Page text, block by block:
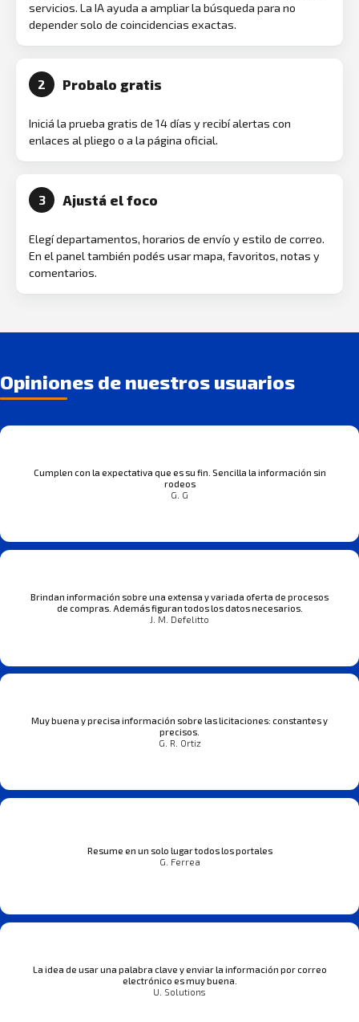
servicios. La IA ayuda a ampliar la búsqueda para no
depender solo de coincidencias exactas.
2 Probalo gratis
Iniciá la prueba gratis de 14 días y recibí alertas con
enlaces al pliego o a la página oficial.
3 Ajustá el foco
Elegí departamentos, horarios de envío y estilo de correo.
En el panel también podés usar mapa, favoritos, notas y
comentarios.
Opiniones de nuestros usuarios
Cumplen con la expectativa que es su fin. Sencilla la información sin
rodeos
G. G
Brindan información sobre una extensa y variada oferta de procesos
de compras. Además figuran todos los datos necesarios.
J. M. Defelitto
Muy buena y precisa información sobre las licitaciones: constantes y
precisos.
G. R. Ortiz
Resume en un solo lugar todos los portales
G. Ferrea
La idea de usar una palabra clave y enviar la información por correo
electrónico es muy buena.
U. Solutions